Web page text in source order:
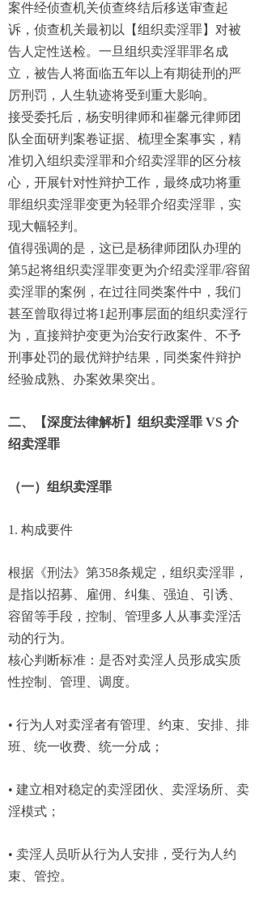
案件经侦查机关侦查终结后移送审查起
诉， 侦查机关最初以【组织卖淫罪】对被
告人 定性送检。一旦组织卖淫罪罪名成
立，被告人将面临五年以上有期徒刑的严
厉刑罚，人生轨迹将受到重大影响。
接受委托后，杨安明律师和崔馨元律师团
队全面研判案卷证据、梳理全案事实，精
准切入组织卖淫罪和介绍卖淫罪的区分核
心，开展针对性辩护工作，最终成功将重
罪组织卖淫罪变更为轻罪介绍卖淫罪，实
现大幅轻判。
值得强调的是，这已是杨律师团队办理的
第5起将组织卖淫罪变更为介绍卖淫罪/容留
卖淫罪的案例， 在过往同类案件中，我们
甚至曾取得过将1起刑事层面的组织卖淫行
为，直接辩护变更为治安行政案件、不予
刑事处罚的最优辩护结果，同类案件辩护
经验成熟、办案效果突出。
二、 【深度法律解析】 组织卖淫罪 VS 介
绍卖淫罪
（一）组织卖淫罪
1. 构成要件
根据《刑法》第358条规定，组织卖淫罪，
是指以招募、雇佣、纠集、强迫、引诱、
容留等手段，控制、管理多人从事卖淫活
动的行为。
核心判断标准：是否对卖淫人员形成实质
性控制、管理、调度。
• 行为人对卖淫者有管理、约束、安排、排
班、统一收费、统一分成；
• 建立相对稳定的卖淫团伙、卖淫场所、卖
淫模式；
• 卖淫人员听从行为人安排，受行为人约
束、管控。